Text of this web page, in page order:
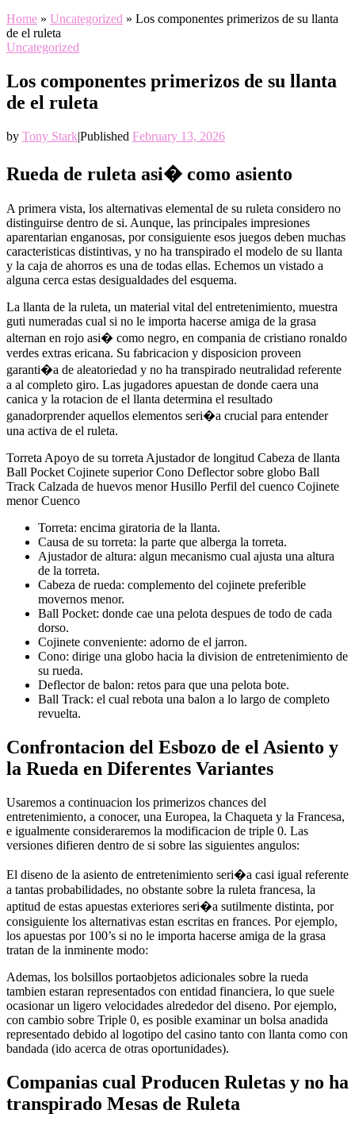
Home » Uncategorized » Los componentes primerizos de su llanta
de el ruleta
Uncategorized
Los componentes primerizos de su llanta
de el ruleta
by Tony Stark|Published February 13, 2026
Rueda de ruleta asi� como asiento
A primera vista, los alternativas elemental de su ruleta considero no
distinguirse dentro de si. Aunque, las principales impresiones
aparentarian enganosas, por consiguiente esos juegos deben muchas
caracteristicas distintivas, y no ha transpirado el modelo de su llanta
y la caja de ahorros es una de todas ellas. Echemos un vistado a
alguna cerca estas desigualdades del esquema.
La llanta de la ruleta, un material vital del entretenimiento, muestra
guti numeradas cual si no le importa hacerse amiga de la grasa
alternan en rojo asi� como negro, en compania de cristiano ronaldo
verdes extras ericana. Su fabricacion y disposicion proveen
garanti�a de aleatoriedad y no ha transpirado neutralidad referente
a al completo giro. Las jugadores apuestan de donde caera una
canica y la rotacion de el llanta determina el resultado
ganadorprender aquellos elementos seri�a crucial para entender
una activa de el ruleta.
Torreta Apoyo de su torreta Ajustador de longitud Cabeza de llanta
Ball Pocket Cojinete superior Cono Deflector sobre globo Ball
Track Calzada de huevos menor Husillo Perfil del cuenco Cojinete
menor Cuenco
Torreta: encima giratoria de la llanta.
Causa de su torreta: la parte que alberga la torreta.
Ajustador de altura: algun mecanismo cual ajusta una altura
de la torreta.
Cabeza de rueda: complemento del cojinete preferible
movernos menor.
Ball Pocket: donde cae una pelota despues de todo de cada
dorso.
Cojinete conveniente: adorno de el jarron.
Cono: dirige una globo hacia la division de entretenimiento de
su rueda.
Deflector de balon: retos para que una pelota bote.
Ball Track: el cual rebota una balon a lo largo de completo
revuelta.
Confrontacion del Esbozo de el Asiento y
la Rueda en Diferentes Variantes
Usaremos a continuacion los primerizos chances del
entretenimiento, a conocer, una Europea, la Chaqueta y la Francesa,
e igualmente consideraremos la modificacion de triple 0. Las
versiones difieren dentro de si sobre las siguientes angulos:
El diseno de la asiento de entretenimiento seri�a casi igual referente
a tantas probabilidades, no obstante sobre la ruleta francesa, la
aptitud de estas apuestas exteriores seri�a sutilmente distinta, por
consiguiente los alternativas estan escritas en frances. Por ejemplo,
los apuestas por 100’s si no le importa hacerse amiga de la grasa
tratan de la inminente modo:
Ademas, los bolsillos portaobjetos adicionales sobre la rueda
tambien estaran representados con entidad financiera, lo que suele
ocasionar un ligero velocidades alrededor del diseno. Por ejemplo,
con cambio sobre Triple 0, es posible examinar un bolsa anadida
representado debido al logotipo del casino tanto con llanta como con
bandada (ido acerca de otras oportunidades).
Companias cual Producen Ruletas y no ha
transpirado Mesas de Ruleta